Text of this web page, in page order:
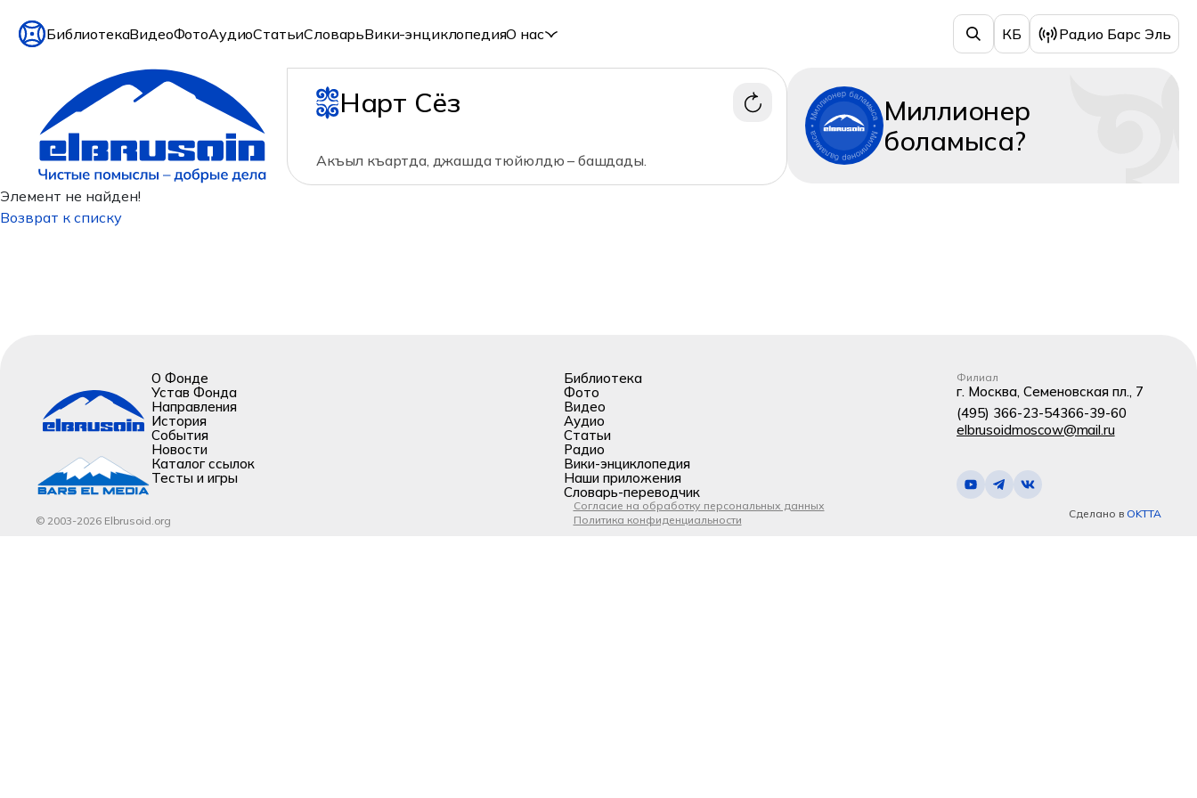
БиблиотекаВидеоФотоАудиоСтатьиСловарьВики-энциклопедияО нас КБ Радио Барс Эль
Нарт Сёз
Акъыл къартда, джашда тюйюлдю – башдады.
Миллионер
боламыса?
Элемент не найден!
Возврат к списку
О Фонде
Устав Фонда
Направления
История
События
Новости
Каталог ссылок
Тесты и игры
Библиотека
Фото
Видео
Аудио
Статьи
Радио
Вики-энциклопедия
Наши приложения
Словарь-переводчик
Филиал
г. Москва, Семеновская пл., 7
(495) 366-23-54366-39-60
elbrusoidmoscow@mail.ru
© 2003-2026 Elbrusoid.org
Согласие на обработку персональных данных
Политика конфиденциальности
Сделано в OKTTA